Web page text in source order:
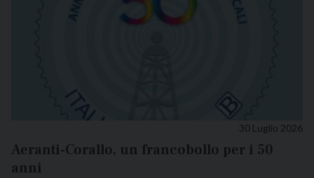
30 Luglio 2026
Aeranti-Corallo, un francobollo per i 50
anni